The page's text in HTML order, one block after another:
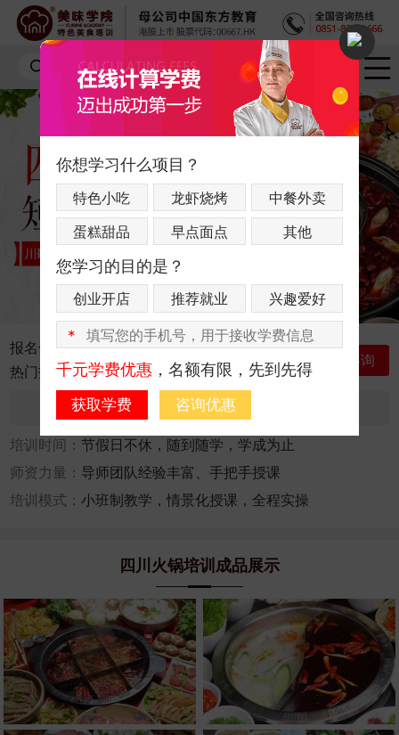
报名优惠：联系咨询老师获取最新优惠
热门指数：
立即咨询
咨询人数：23081
培训时间：节假日不休，随到随学，学成为止
师资力量： 导师团队经验丰富、手把手授课
培训模式：小班制教学，情景化授课，全程实操
四川火锅培训成品展示
你想学习什么项目？
特色小吃 龙虾烧烤
中餐外卖
蛋糕甜品
早点面点 其他
您学习的目的是？
创业开店 推荐就业 兴趣爱好
*
千元学费优惠，名额有限，先到先得
获取学费 咨询优惠